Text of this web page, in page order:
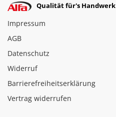
Qualität für's Handwerk
Impressum
AGB
Datenschutz
Widerruf
Barrierefreiheitserklärung
Vertrag widerrufen